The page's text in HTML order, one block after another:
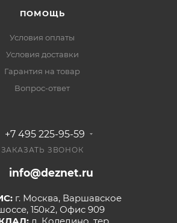
ПОМОЩЬ
Условия оплаты
Условия доставки
Гарантия на товар
Вопрос-ответ
+7 495 225-95-59
ЗАКАЗАТЬ ЗВОНОК
info@deznet.ru
г. Москва, Варшавское
150к2, Офис 909